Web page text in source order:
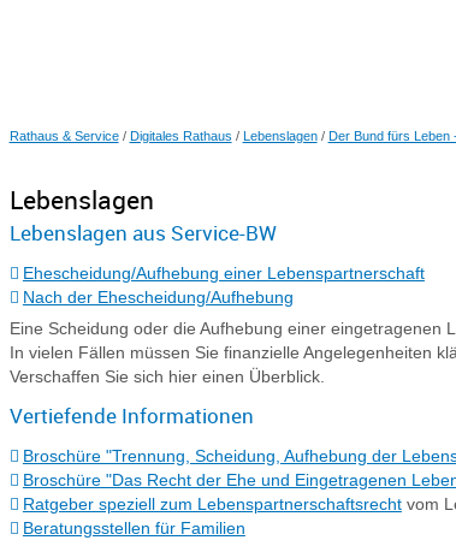
Rathaus & Service/ Digitales Rathaus / Lebenslagen/ Der Bund fürs Leben
Lebenslagen
Lebenslagen aus Service-BW
Ehescheidung/Aufhebung einer Lebenspartnerschaft
Nach der Ehescheidung/Aufhebung
Eine Scheidung oder die Aufhebung einer eingetragenen
In vielen Fällen müssen Sie finanzielle Angelegenheiten
Verschaffen Sie sich hier einen Überblick.
Vertiefende Informationen
Broschüre "Trennung, Scheidung, Aufhebung der
Broschüre "Das Recht der Ehe und Eingetragenen
Ratgeber speziell zum Lebenspartnerschaftsrechtvom
Beratungsstellen für Familien